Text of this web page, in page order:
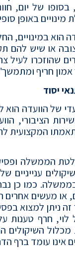
בסופו של
באופן
הוא
או שיש להם
שהוזכרו לעיל
חריף
יסוד
של הוועדה הוא
הציבורי,
המקצועית
הממשלה
ענייניים
בממשלה. כמו כן
או מעשים אחרים
ניתן למצוא
לוי, חרף טענות
השיקולים
אינו עומד ברף